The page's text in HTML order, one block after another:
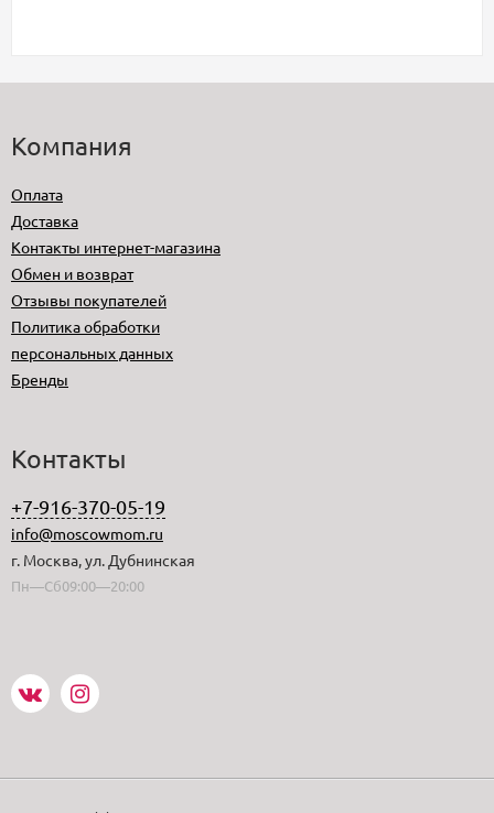
Компания
Оплата
Доставка
Контакты интернет-магазина
Обмен и возврат
Отзывы покупателей
Политика обработки
персональных данных
Бренды
Контакты
+7-916-370-05-19
info@moscowmom.ru
г. Москва, ул. Дубнинская
Пн—Сб09:00—20:00